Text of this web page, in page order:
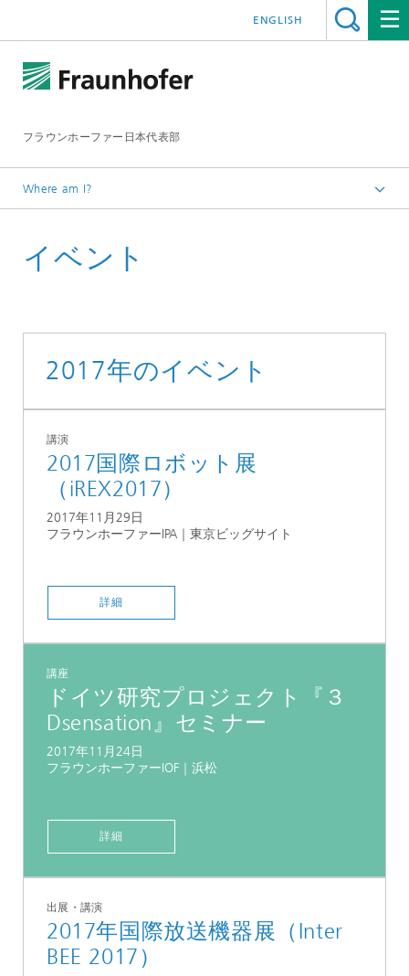
フラウンホーファー日本代表部
ENGLISH
Where am I?
イベント
イベント
2017年のイベント
講演
2017国際ロボット展
（iREX2017）
2017年11月29日
フラウンホーファーIPA｜東京ビッグサイト
詳細
講座
ドイツ研究プロジェクト『３
Dsensation』セミナー
2017年11月24日
フラウンホーファーIOF｜浜松
詳細
出展・講演
2017年国際放送機器展（Inter
BEE 2017）